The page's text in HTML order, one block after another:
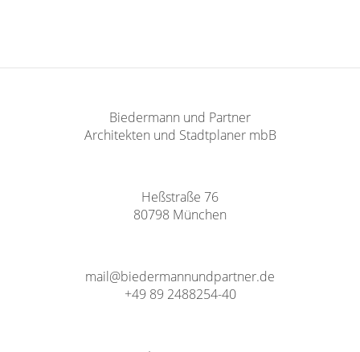
Biedermann und Partner
Architekten und Stadtplaner mbB
Heßstraße 76
80798 München
mail@biedermannundpartner.de
+49 89 2488254-40